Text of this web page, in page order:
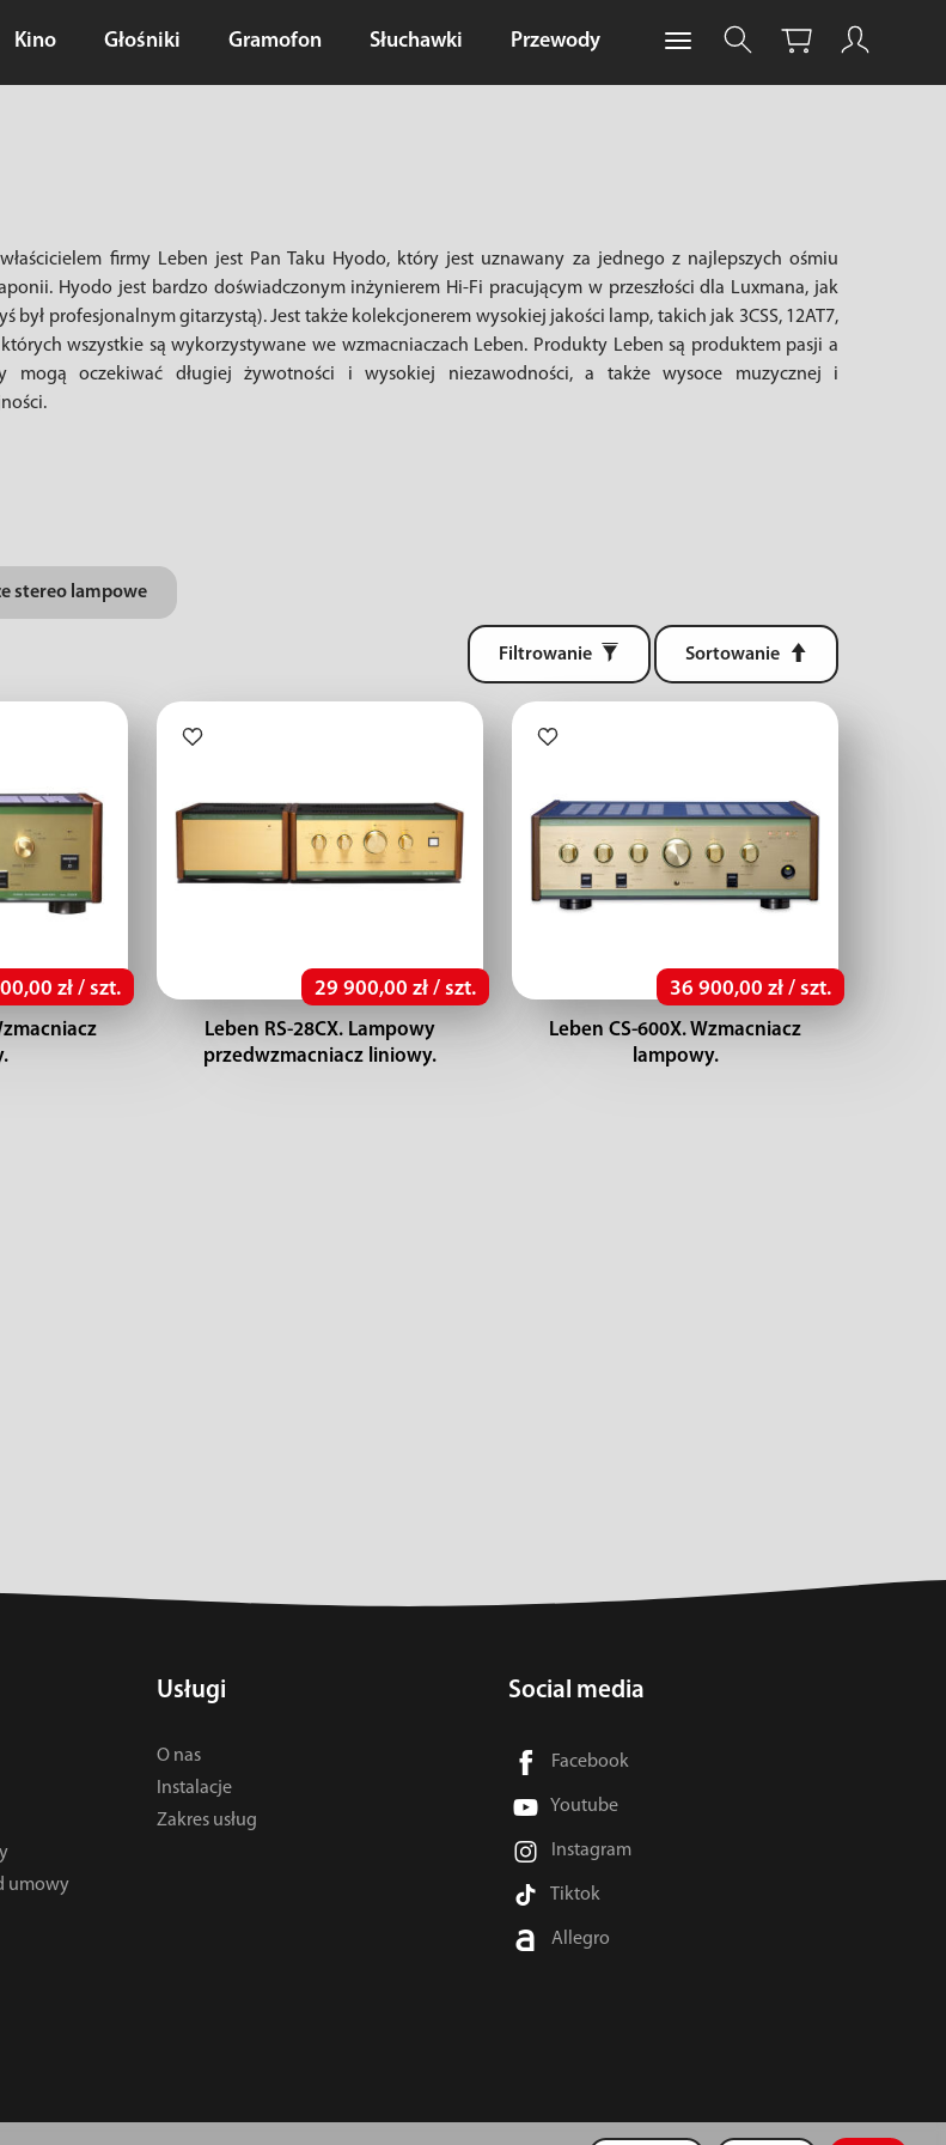
Kino Głośniki Gramofon Słuchawki Przewody
firmy Leben jest Pan Taku Hyodo, który jest uznawany za jednego z najlepszych ośmiu
Hyodo jest bardzo doświadczonym inżynierem Hi-Fi pracującym w przeszłości dla Luxmana, jak
był profesjonalnym gitarzystą). Jest także kolekcjonerem wysokiej jakości lamp, takich jak 3CSS, 12AT7,
których wszystkie są wykorzystywane we wzmacniaczach Leben. Produkty Leben są produktem pasji a
mogą oczekiwać długiej żywotności i wysokiej niezawodności, a także wysoce muzycznej i
stereo lampowe
Filtrowanie Sortowanie
zł / szt. 29 900,00 zł / szt.
Leben RS-28CX. Lampowy
przedwzmacniacz liniowy.
36 900,00 zł / szt.
Leben CS-600X. Wzmacniacz
lampowy.
umowy
Usługi
O nas
Instalacje
Zakres usług
Social media
Facebook
Youtube
Instagram
Tiktok
Allegro